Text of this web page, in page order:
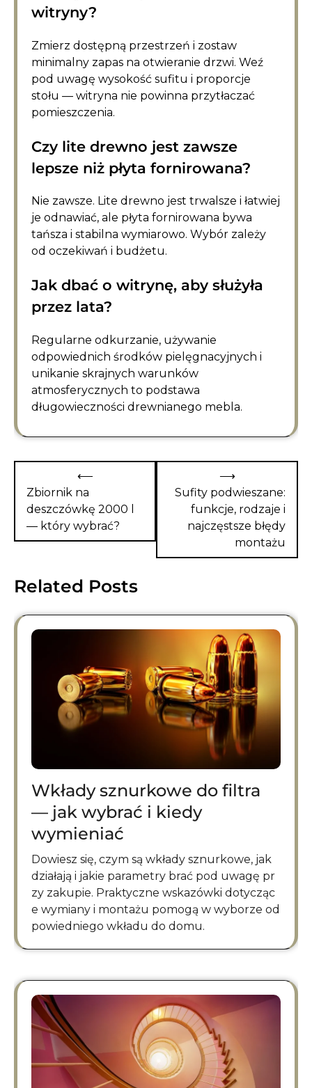
witryny?
Zmierz dostępną przestrzeń i zostaw
minimalny zapas na otwieranie drzwi. Weź
pod uwagę wysokość sufitu i proporcje
stołu — witryna nie powinna przytłaczać
pomieszczenia.
Czy lite drewno jest zawsze
lepsze niż płyta fornirowana?
Nie zawsze. Lite drewno jest trwalsze i łatwiej
je odnawiać, ale płyta fornirowana bywa
tańsza i stabilna wymiarowo. Wybór zależy
od oczekiwań i budżetu.
Jak dbać o witrynę, aby służyła
przez lata?
Regularne odkurzanie, używanie
odpowiednich środków pielęgnacyjnych i
unikanie skrajnych warunków
atmosferycznych to podstawa
długowieczności drewnianego mebla.
Nawigacja
wpisu
⟵
Zbiornik na
deszczówkę 2000 l
— który wybrać?
Sufity podwieszane:
funkcje, rodzaje i
najczęstsze błędy
montażu
⟶
Related Posts
Wkłady sznurkowe do filtra
— jak wybrać i kiedy
wymieniać
Dowiesz się, czym są wkłady sznurkowe, jak
działają i jakie parametry brać pod uwagę pr
zy zakupie. Praktyczne wskazówki dotycząc
e wymiany i montażu pomogą w wyborze od
powiedniego wkładu do domu.